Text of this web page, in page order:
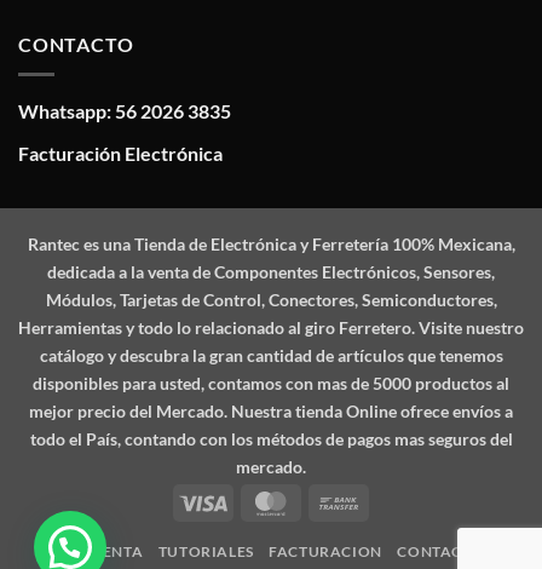
CONTACTO
Whatsapp: 56 2026 3835
Facturación Electrónica
Ranteces una Tienda de Electrónica y Ferretería 100% Mexicana,
dedicada a la venta de Componentes Electrónicos, Sensores,
Módulos, Tarjetas de Control, Conectores, Semiconductores,
Herramientas y todo lo relacionado al giro Ferretero. Visite nuestro
catálogo y descubra la gran cantidad de artículos que tenemos
disponibles para usted, contamos con mas de 5000 productos al
mejor precio del Mercado. Nuestra tienda Online ofrece envíos a
todo el País, contando con los métodos de pagos mas seguros del
mercado.
Visa
MasterCard
MI CUENTA TUTORIALES FACTURACION CONTACTO